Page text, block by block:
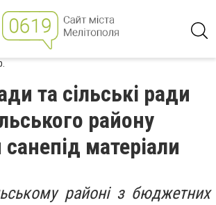
та сільські ради
району
матеріали
районі з бюджетних